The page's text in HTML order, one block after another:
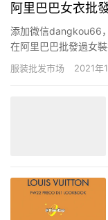
阿里巴巴女衣批
添加微信dangkou66
在阿里巴巴批發過女
里巴巴不知道，但是
以去他們自己的四季
服装批发市场 2021年